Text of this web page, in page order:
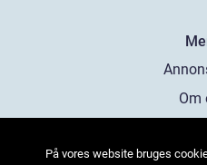
Om
På vores website bruges